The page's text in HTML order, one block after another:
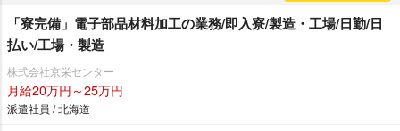
「寮完備」電子部品材料加工の業務/即入寮/製造・工場/日勤/日
払い/工場・製造
株式会社京栄センター
月給20万円～25万円
派遣社員 / 北海道